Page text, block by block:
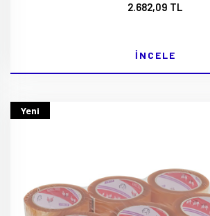
2.682,09 TL
İNCELE
Yeni